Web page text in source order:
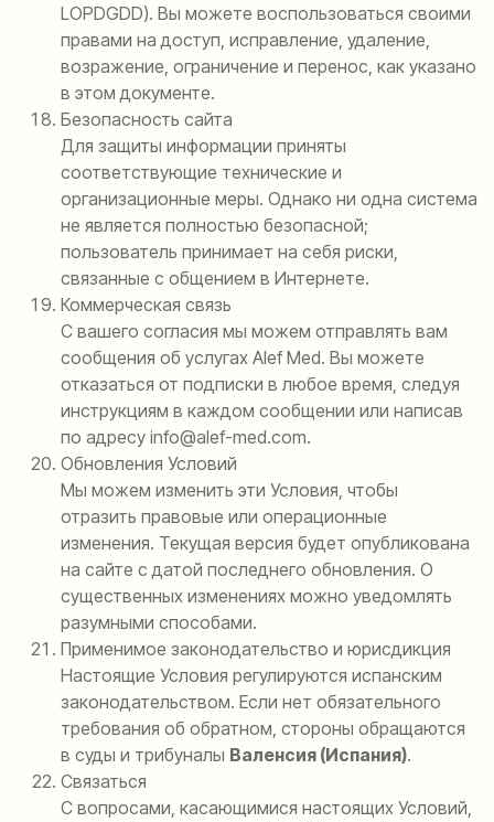
LOPDGDD). Вы можете воспользоваться своими
правами на доступ, исправление, удаление,
возражение, ограничение и перенос, как указано
в этом документе.
Безопасность сайта
Для защиты информации приняты
соответствующие технические и
организационные меры. Однако ни одна система
не является полностью безопасной;
пользователь принимает на себя риски,
связанные с общением в Интернете.
Коммерческая связь
С вашего согласия мы можем отправлять вам
сообщения об услугах Alef Med. Вы можете
отказаться от подписки в любое время, следуя
инструкциям в каждом сообщении или написав
по адресу info@alef-med.com.
Обновления Условий
Мы можем изменить эти Условия, чтобы
отразить правовые или операционные
изменения. Текущая версия будет опубликована
на сайте с датой последнего обновления. О
существенных изменениях можно уведомлять
разумными способами.
Применимое законодательство и юрисдикция
Настоящие Условия регулируются испанским
законодательством. Если нет обязательного
требования об обратном, стороны обращаются
в суды и трибуналы Валенсия (Испания).
Связаться
С вопросами, касающимися настоящих Условий,